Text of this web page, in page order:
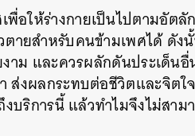
พื่อให้ร่างกายเป็นไปตามอัต
ายสำหรับคนข้ามเพศได้ ดั
าม และควรผลักดันประเด็น
ส่งผลกระทบต่อชีวิตและจิต
บริการนี้ แล้วทำไมจึงไม่สา
LINE EMAIL